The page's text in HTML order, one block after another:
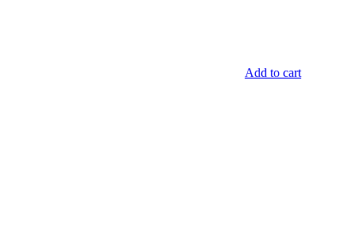
Add to cart